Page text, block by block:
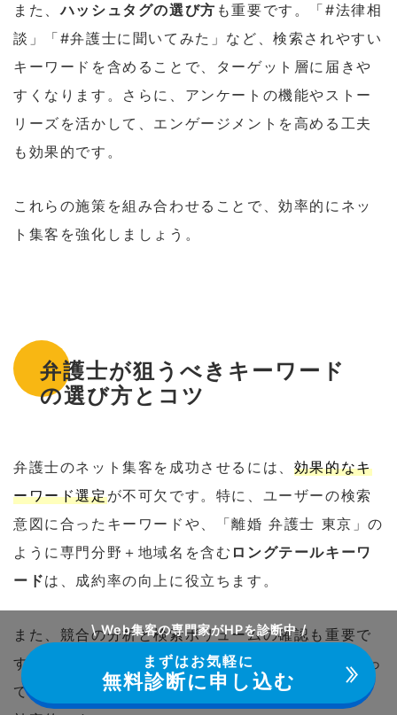
また、ハッシュタグの選び方 も重要です。「#法律相
談」「#弁護士に聞いてみた」など、検索されやすい
キーワードを含めることで、ターゲット層に届きや
すくなります。さらに、アンケートの機能やストー
リーズを活かして、エンゲージメントを高める工夫
も効果的です。
これらの施策を組み合わせることで、効率的にネッ
ト集客を強化しましょう。
弁護士が狙うべきキーワード
の選び方とコツ
弁護士のネット集客を成功させるには、 効果的なキ
ーワード選定が不可欠です。特に、ユーザーの検索
意図に合ったキーワードや、「離婚 弁護士 東京」の
ように専門分野＋地域名を含む ロングテールキーワ
ードは、成約率の向上に役立ちます。
また、競合の分析と検索ボリュームの確認も重要で
す。たとえば、
Googleキーワードプランナー
を使っ
て需要を把握し、競争率の低いキーワードを狙うと
\ Web集客の専門家がHPを診断中 /
まずはお気軽に
無料診断に申し込む